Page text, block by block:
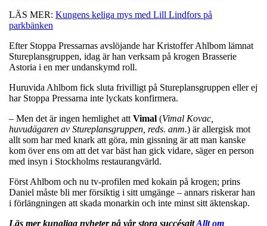
LÄS MER: Kungens keliga mys med Lill Lindfors på
parkbänken
Efter Stoppa Pressarnas avslöjande har Kristoffer Ahlbom lämnat
Stureplansgruppen, idag är han verksam på krogen Brasserie
Astoria i en mer undanskymd roll.
Huruvida Ahlbom fick sluta frivilligt på Stureplansgruppen eller ej
har Stoppa Pressarna inte lyckats konfirmera.
– Men det är ingen hemlighet att Vimal (Vimal Kovac,
huvudägaren av Stureplansgruppen, reds. anm.) är allergisk mot
allt som har med knark att göra, min gissning är att man kanske
kom över ens om att det var bäst han gick vidare, säger en person
med insyn i Stockholms restaurangvärld.
Först Ahlbom och nu tv-profilen med kokain på krogen; prins
Daniel måste bli mer försiktig i sitt umgänge – annars riskerar han
i förlängningen att skada monarkin och inte minst sitt äktenskap.
Läs mer kungliga nyheter på vår stora succésajtAllt om